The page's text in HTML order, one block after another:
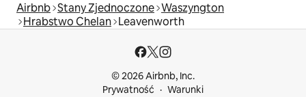
Airbnb Stany Zjednoczone Waszyngton
Hrabstwo Chelan Leavenworth
© 2026 Airbnb, Inc.
Prywatność
Warunki